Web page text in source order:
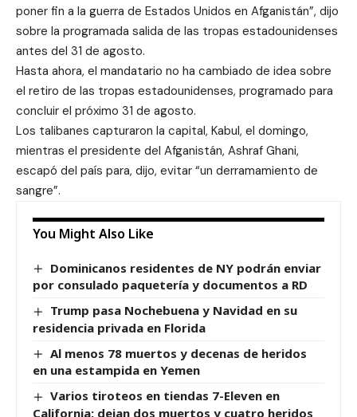
poner fin a la guerra de Estados Unidos en Afganistán”, dijo
sobre la programada salida de las tropas estadounidenses
antes del 31 de agosto.
Hasta ahora, el mandatario no ha cambiado de idea sobre
el retiro de las tropas estadounidenses, programado para
concluir el próximo 31 de agosto.
Los talibanes capturaron la capital, Kabul, el domingo,
mientras el presidente del Afganistán, Ashraf Ghani,
escapó del país para, dijo, evitar “un derramamiento de
sangre”.
You Might Also Like
Dominicanos residentes de NY podrán enviar
por consulado paquetería y documentos a RD
Trump pasa Nochebuena y Navidad en su
residencia privada en Florida
Al menos 78 muertos y decenas de heridos
en una estampida en Yemen
Varios tiroteos en tiendas 7-Eleven en
California: dejan dos muertos y cuatro heridos